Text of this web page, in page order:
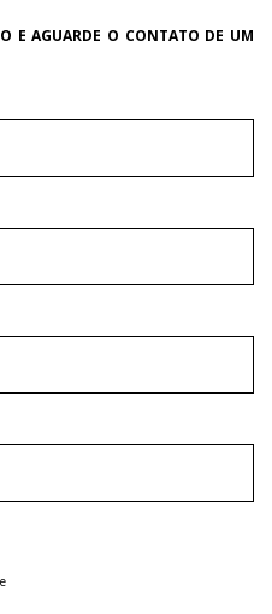
E AGUARDE O CONTATO DE UM